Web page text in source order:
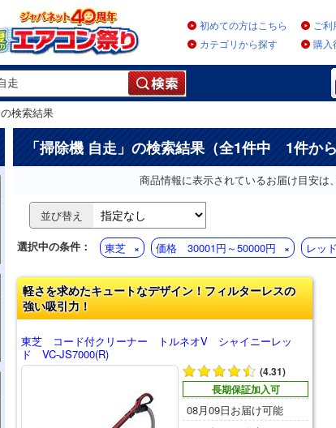
初めての方はこちら ご利
カテゴリから探す
購入
の検索結果
「掃除機 自走 」の検索結果（全1件中 1件か
商品情報に表示されているお届け目安は、
並び替え
選択中の条件： 東芝 価格 30001円～50000円 レッド
軽さを求めたキュートなデザイン！フィルターレスの
強い吸引力！
東芝 コード付クリーナー トルネオV シャイニーレッ
ド VC-JS7000(R)
(4.31)
長期保証加入可
08月09日お届け可能